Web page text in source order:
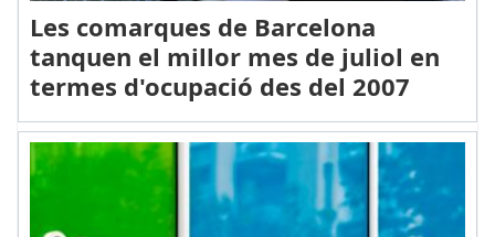
Les comarques de Barcelona
tanquen el millor mes de juliol en
termes d'ocupació des del 2007